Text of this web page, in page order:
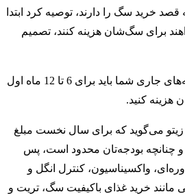
خرید سگ را دارند، توصیه کرد ابتدا
برای سگ‌شان هزینه کنند‌، تصمیم
او می‌گوید با احتساب هزینه‌های جاری شما باید برای 6 تا 12 ماه اول
زیتو می‌گوید که برای سال نخست مبلغ
و چنانچه بودجه‌تان محدود است، پس
واکسیناسیون، کنترل انگل و
مانند خرید غذای باکیفیت سگ، تریت و